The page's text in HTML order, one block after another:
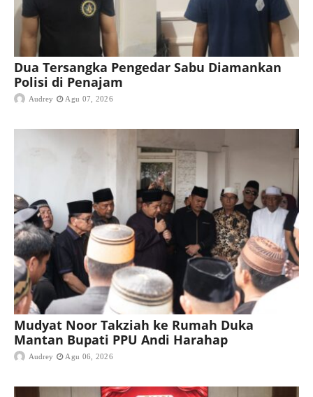
Dua Tersangka Pengedar Sabu Diamankan
Polisi di Penajam
Audrey Agu 07, 2026
Mudyat Noor Takziah ke Rumah Duka
Mantan Bupati PPU Andi Harahap
Audrey Agu 06, 2026